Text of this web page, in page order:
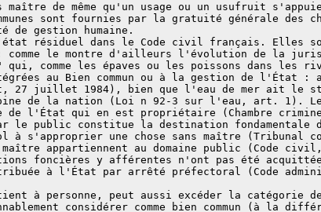
maître de même qu'un usage ou un usufruit
sont fournies par la gratuité générale des
de gestion humaine.
résiduel dans le Code civil français. Elles
comme le montre d'ailleurs l'évolution de la
qui, comme les épaves ou les poissons dans les
au Bien commun ou à la gestion de l'État :
27 juillet 1984), bien que l'eau de mer ait le
de la nation (Loi n 92-3 sur l'eau, art. 1).
l'État qui en est propriétaire (Chambre
public constitue la destination fondamentale
s'approprier une chose sans maître (Tribunal
appartiennent au domaine public (Code
foncières y afférentes n'ont pas été
à l'État par arrêté préfectoral (Code
à personne, peut aussi excéder la catégorie
considérer comme bien commun (à la